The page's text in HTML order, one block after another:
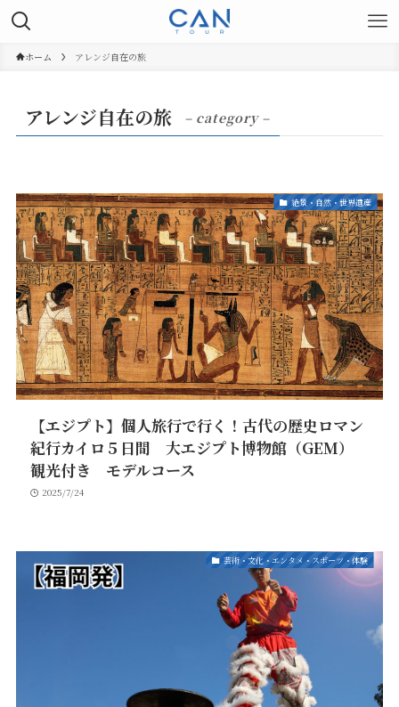
ホーム アレンジ自在の旅
アレンジ自在の旅 – category –
絶景・自然・世界遺産
【エジプト】個人旅行で行く！古代の歴史ロマン
紀行カイロ５日間 大エジプト博物館（GEM）
観光付き モデルコース
2025/7/24
芸術・文化・エンタメ・スポーツ・体験